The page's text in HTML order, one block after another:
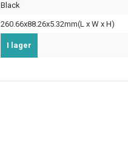
Black
260.66x88.26x5.32mm(L x W x H)
I lager